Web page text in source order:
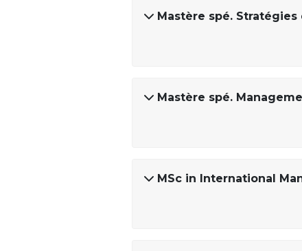
Mastère spé.
Mastère spé.
MSc in International